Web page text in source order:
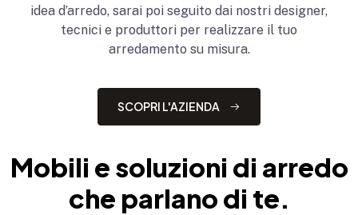
idea d’arredo, sarai poi seguito dai nostri designer,
tecnici e produttori per realizzare il tuo
arredamento su misura.
SCOPRI L'AZIENDA
Mobili e soluzioni di arredo
che parlano di te.